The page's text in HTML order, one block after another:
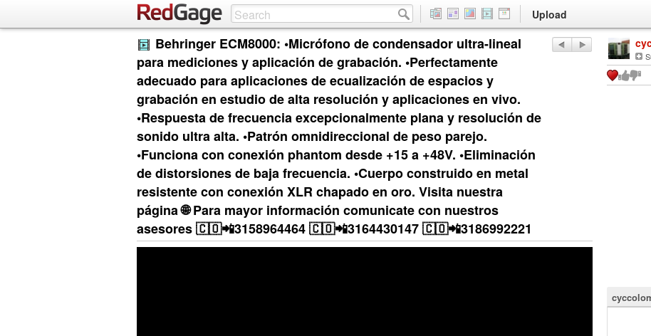
Upload
Behringer ECM8000: •Micrófono de condensador ultra-lineal
para mediciones y aplicación de grabación. •Perfectamente
adecuado para aplicaciones de ecualización de espacios y
grabación en estudio de alta resolución y aplicaciones en vivo.
•Respuesta de frecuencia excepcionalmente plana y resolución de
sonido ultra alta. •Patrón omnidireccional de peso parejo.
•Funciona con conexión phantom desde +15 a +48V. •Eliminación
de distorsiones de baja frecuencia. •Cuerpo construido en metal
resistente con conexión XLR chapado en oro. Visita nuestra
página 🌐 Para mayor información comunicate con nuestros
asesores 🇨🇴📲3158964464 🇨🇴📲3164430147 🇨🇴📲3186992221